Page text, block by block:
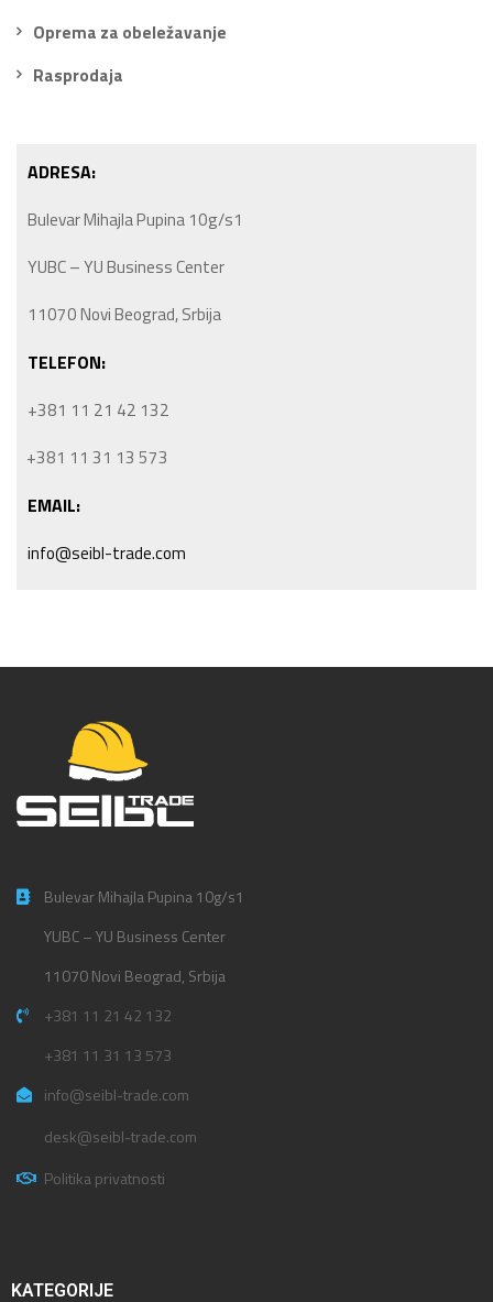
Oprema za obeležavanje
Rasprodaja
ADRESA:
Bulevar Mihajla Pupina 10g/s1
YUBC – YU Business Center
11070 Novi Beograd, Srbija
TELEFON:
+381 11 21 42 132
+381 11 31 13 573
EMAIL:
info@seibl-trade.com
Bulevar Mihajla Pupina 10g/s1
YUBC – YU Business Center
11070 Novi Beograd, Srbija
+381 11 21 42 132
+381 11 31 13 573
info@seibl-trade.com
desk@seibl-trade.com
Politika privatnosti
KATEGORIJE